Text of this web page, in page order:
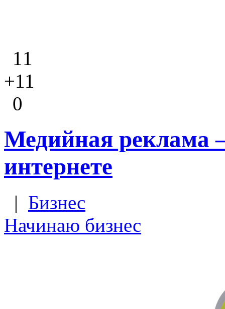
11
+11
0
Медийная реклама –
интернете
| Бизнес
Начинаю бизнес